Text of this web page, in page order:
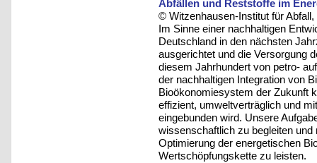
Abfällen und Reststoffe im
© Witzenhausen-Institut für
Im Sinne einer nachhaltigen
Deutschland in den nächsten
ausgerichtet und die Versorgung
diesem Jahrhundert von petro-
der nachhaltigen Integration von
Bioökonomiesystem der Zukunft
effizient, umweltverträglich und
eingebunden wird. Unsere
wissenschaftlich zu begleiten und
Optimierung der energetischen
Wertschöpfungskette zu leisten.